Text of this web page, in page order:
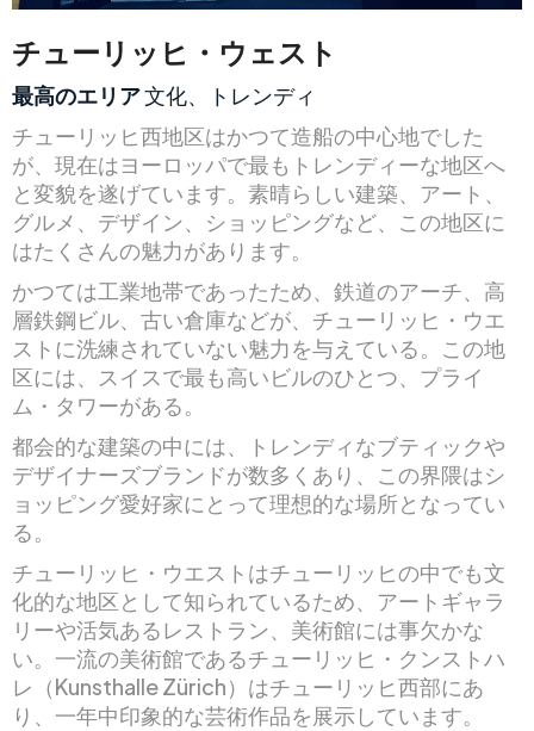
チューリッヒ・ウェスト
最高のエリア文化、トレンディ
チューリッヒ西地区はかつて造船の中心地でした
が、現在はヨーロッパで最もトレンディーな地区へ
と変貌を遂げています。素晴らしい建築、アート、
グルメ、デザイン、ショッピングなど、この地区に
はたくさんの魅力があります。
かつては工業地帯であったため、鉄道のアーチ、高
層鉄鋼ビル、古い倉庫などが、チューリッヒ・ウエ
ストに洗練されていない魅力を与えている。この地
区には、スイスで最も高いビルのひとつ、プライ
ム・タワーがある。
都会的な建築の中には、トレンディなブティックや
デザイナーズブランドが数多くあり、この界隈はシ
ョッピング愛好家にとって理想的な場所となってい
る。
チューリッヒ・ウエストはチューリッヒの中でも文
化的な地区として知られているため、アートギャラ
リーや活気あるレストラン、美術館には事欠かな
い。一流の美術館であるチューリッヒ・クンストハ
レ（Kunsthalle Zürich）はチューリッヒ西部にあ
り、一年中印象的な芸術作品を展示しています。